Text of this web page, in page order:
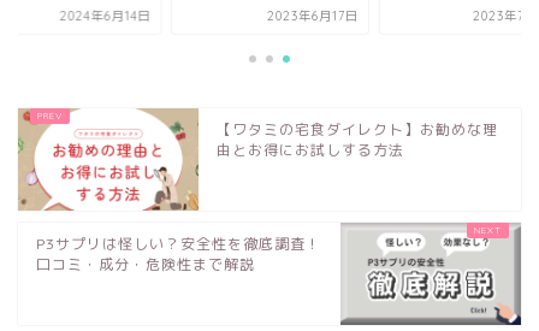
2023年6月17日 2023年7月26日 2024年
【ワタミの宅食ダイレクト】お勧めな理
由とお得にお試しする方法
P3サプリは怪しい？安全性を徹底調査！
口コミ・成分・危険性まで解説